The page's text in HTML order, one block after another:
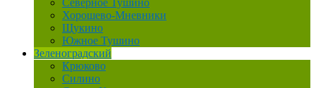
Северное Тушино
Хорошево-Мневники
Щукино
Южное Тушино
Зеленоградский
Крюково
Силино